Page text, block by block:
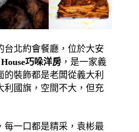
台北約會餐廳，位於大安
House巧哚洋房 ，是一家義
裝飾都是老闆從義大利
利國旗，空間不大，但充
每一口都是精采，袁彬最